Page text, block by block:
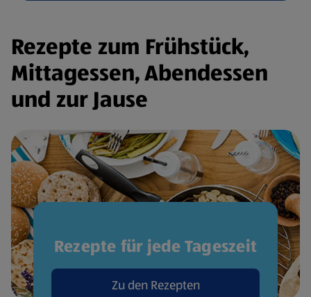
Rezepte zum Frühstück,
Mittagessen, Abendessen
und zur Jause
Rezepte für jede Tageszeit
Zu den Rezepten